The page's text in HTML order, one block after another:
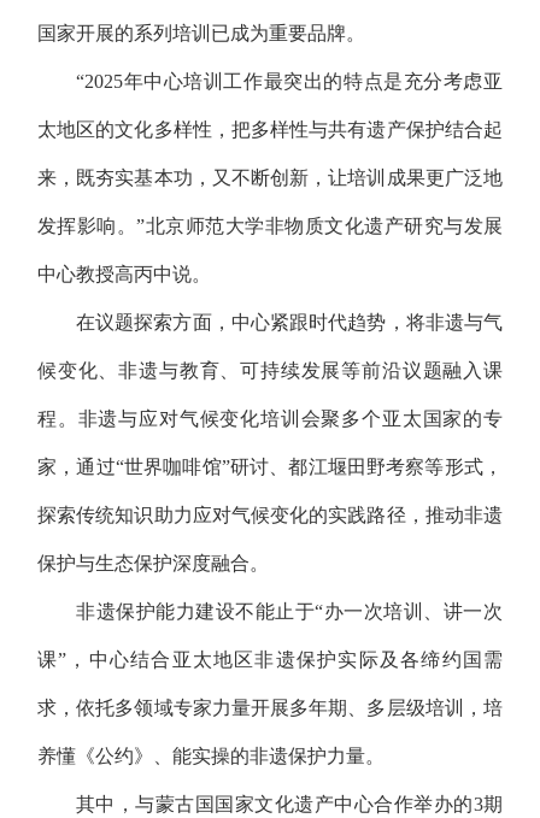
国家开展的系列培训已成为重要品牌。
“2025年中心培训工作最突出的特点是充分考虑亚
太地区的文化多样性，把多样性与共有遗产保护结合起
来，既夯实基本功，又不断创新，让培训成果更广泛地
发挥影响。”北京师范大学非物质文化遗产研究与发展
中心教授高丙中说。
在议题探索方面，中心紧跟时代趋势，将非遗与气
候变化、非遗与教育、可持续发展等前沿议题融入课
程。非遗与应对气候变化培训会聚多个亚太国家的专
家，通过“世界咖啡馆”研讨、都江堰田野考察等形式，
探索传统知识助力应对气候变化的实践路径，推动非遗
保护与生态保护深度融合。
非遗保护能力建设不能止于“办一次培训、讲一次
课”，中心结合亚太地区非遗保护实际及各缔约国需
求，依托多领域专家力量开展多年期、多层级培训，培
养懂《公约》、能实操的非遗保护力量。
其中，与蒙古国国家文化遗产中心合作举办的3期